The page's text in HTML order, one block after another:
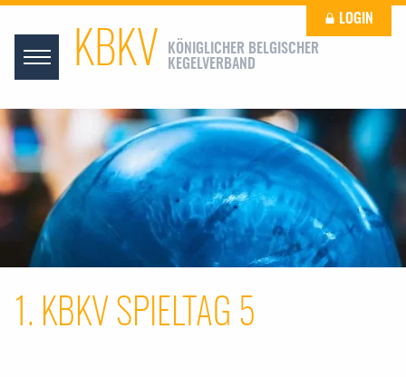
KBKV
KÖNIGLICHER BELGISCHER
KEGELVERBAND
LOGIN
1. KBKV SPIELTAG 5